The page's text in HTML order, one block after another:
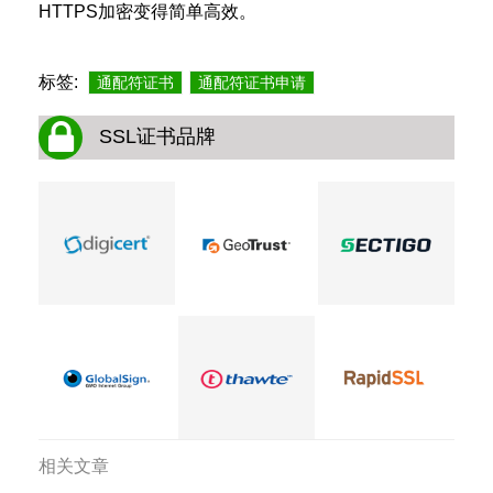
HTTPS加密变得简单高效。
标签: 通配符证书 通配符证书申请
SSL证书品牌
相关文章